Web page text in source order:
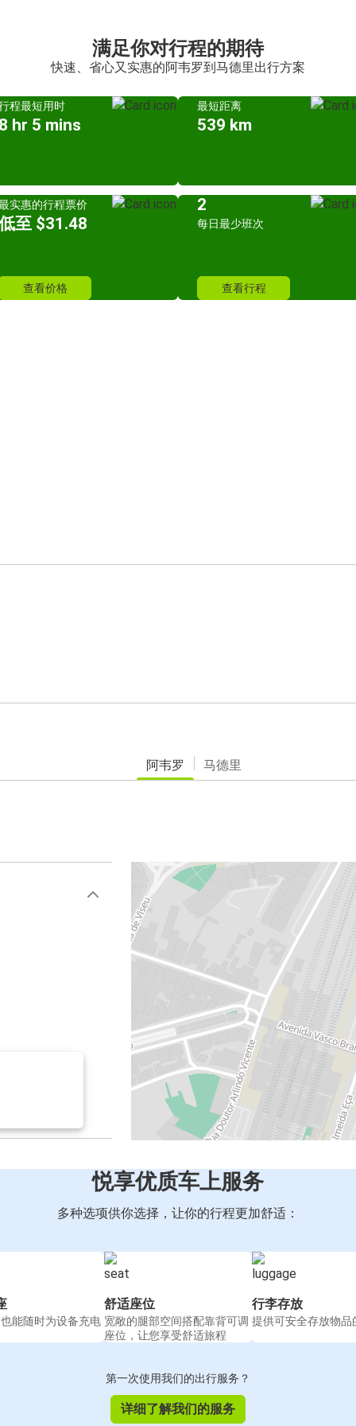
满足你对行程的期待
快速、省心又实惠的阿韦罗到马德里出行方案
程最短用时
hr 5 mins
最短距离
539 km
实惠的行程票价
至 $31.48
查看价格
2
每日最少班次
查看行程
阿韦罗 马德里
悦享优质车上服务
多种选项供你选择，让你的行程更加舒适：
能随时为设备充电
舒适座位
宽敞的腿部空间搭配靠背可调
座位，让您享受舒适旅程
行李存放
提供可安全存放物品
第一次使用我们的出行服务？
详细了解我们的服务